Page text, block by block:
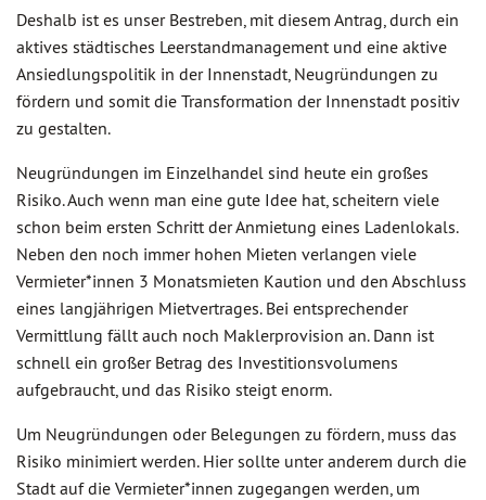
Deshalb ist es unser Bestreben, mit diesem Antrag, durch ein
aktives städtisches Leerstandmanagement und eine aktive
Ansiedlungspolitik in der Innenstadt, Neugründungen zu
fördern und somit die Transformation der Innenstadt positiv
zu gestalten.
Neugründungen im Einzelhandel sind heute ein großes
Risiko. Auch wenn man eine gute Idee hat, scheitern viele
schon beim ersten Schritt der Anmietung eines Ladenlokals.
Neben den noch immer hohen Mieten verlangen viele
Vermieter*innen 3 Monatsmieten Kaution und den Abschluss
eines langjährigen Mietvertrages. Bei entsprechender
Vermittlung fällt auch noch Maklerprovision an. Dann ist
schnell ein großer Betrag des Investitionsvolumens
aufgebraucht, und das Risiko steigt enorm.
Um Neugründungen oder Belegungen zu fördern, muss das
Risiko minimiert werden. Hier sollte unter anderem durch die
Stadt auf die Vermieter*innen zugegangen werden, um